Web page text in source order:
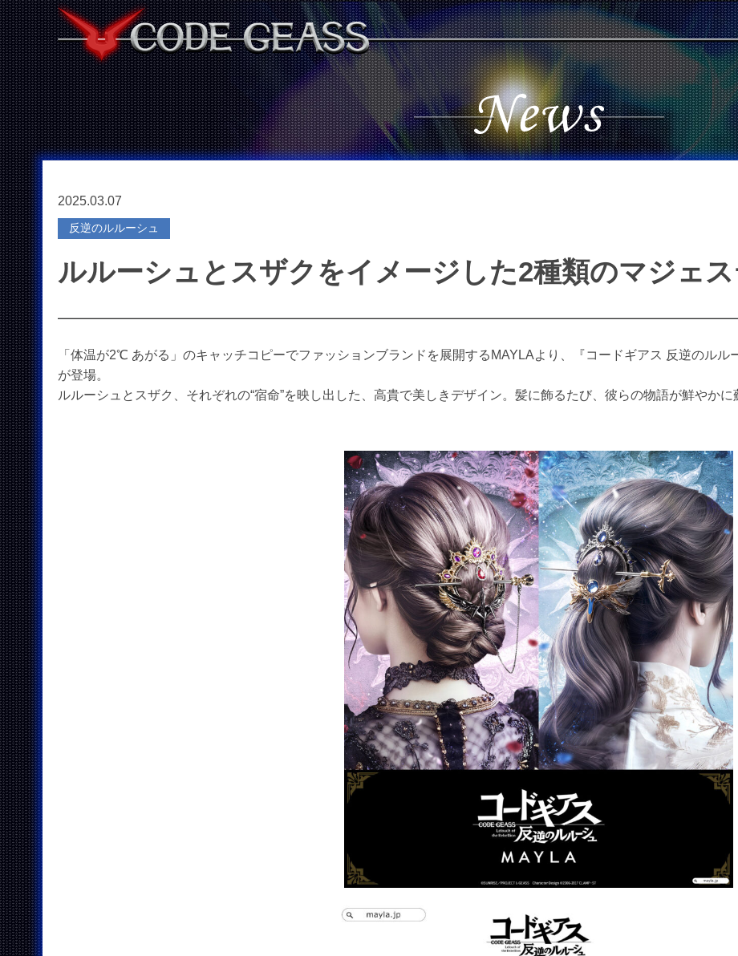
2025.03.07
反逆のルルーシュ
ルルーシュとスザクをイメージした2種類のマジェス
「体温が2℃ あがる」のキャッチコピーでファッションブランドを展開するMAYLAより、『コードギアス 反逆のル
が登場。
ルルーシュとスザク、それぞれの“宿命”を映し出した、高貴で美しきデザイン。髪に飾るたび、彼らの物語が鮮やかに